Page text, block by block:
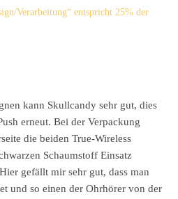
Verarbeitung“ entspricht 25% der
kann Skullcandy sehr gut, dies
erneut. Bei der Verpackung
die beiden True-Wireless
Schaumstoff Einsatz
gefällt mir sehr gut, dass man
und so einen der Ohrhörer von der